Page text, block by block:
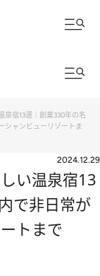
泉宿13選｜創業330年の名
シャンビューリゾートま
2024.12.29
い温泉宿13
で非日常が
トまで